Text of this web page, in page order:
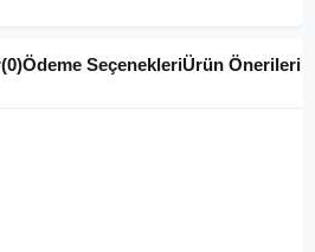
(0)Ödeme SeçenekleriÜrün Önerileri